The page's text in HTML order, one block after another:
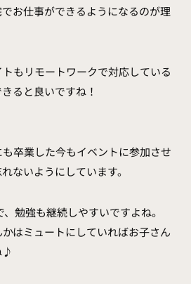
お仕事ができるようになるのが理
もリモートワークで対応している
ると良いですね！
卒業した今もイベントに参加させ
ないようにしています。
勉強も継続しやすいですよね。
はミュートにしていればお子さん
♪